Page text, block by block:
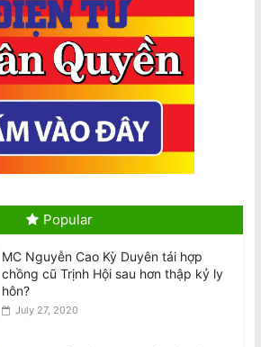
Richard Lê bị tấn công khi bảo vệ đàn
ông lớn tuổi
August 5, 2026
Jetstar thu phí hành lý xách tay để
trên ngăn phía trên, chỉ miễn phí túi
nhỏ đặt dưới ghế
August 5, 2026
August 5, 2026
Thị trường bất động sản Úc bước vào
giai đoạn suy thoái
August 5, 2026
Popular
MC Nguyễn Cao Kỳ Duyên tái hợp
chồng cũ Trịnh Hội sau hơn thập kỷ ly
hôn?
July 27, 2020